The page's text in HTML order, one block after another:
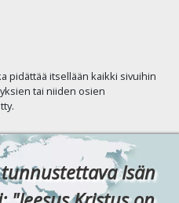
pidättää itsellään kaikki sivuihin
tai niiden osien
Isän